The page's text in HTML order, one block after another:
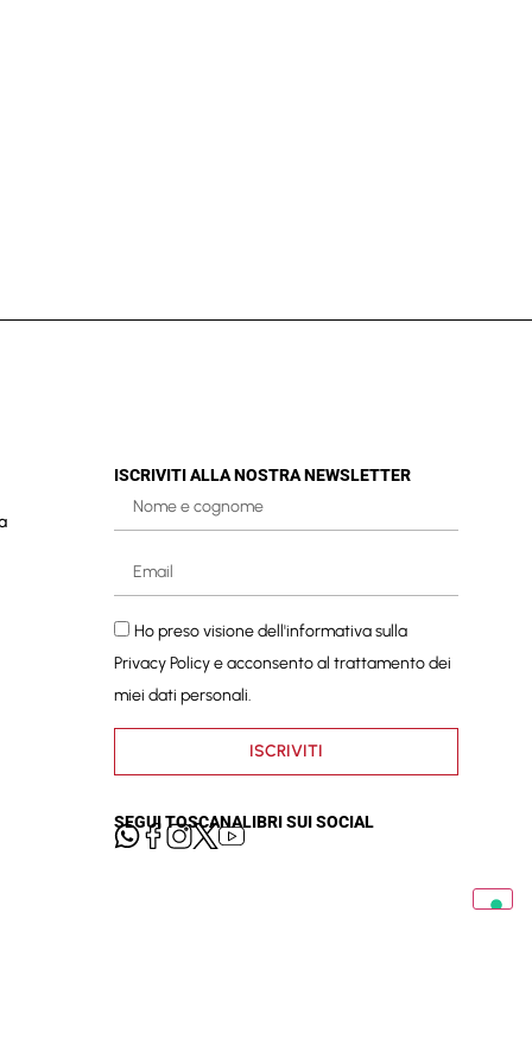
ISCRIVITI ALLA NOSTRA NEWSLETTER
Ho preso visione dell'informativa sulla
Privacy Policye acconsento al trattamento dei
miei dati personali.
ISCRIVITI
SEGUI TOSCANALIBRI SUI SOCIAL